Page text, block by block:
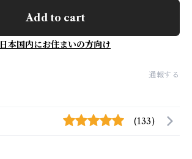
Add to cart
日本国内にお住まいの方向け
通報する
(133)